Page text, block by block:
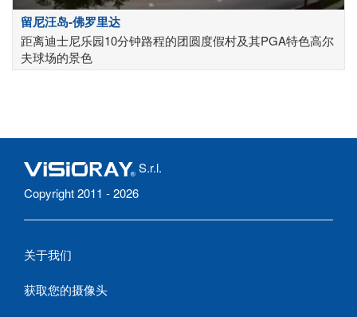
留尼汪岛-佛罗里达
距离迪士尼乐园10分钟路程的团圆度假村及其PGA特色高尔
夫球场的景色
S.r.l.
Copyright 2011 - 2026
关于我们
获取您的摄像头